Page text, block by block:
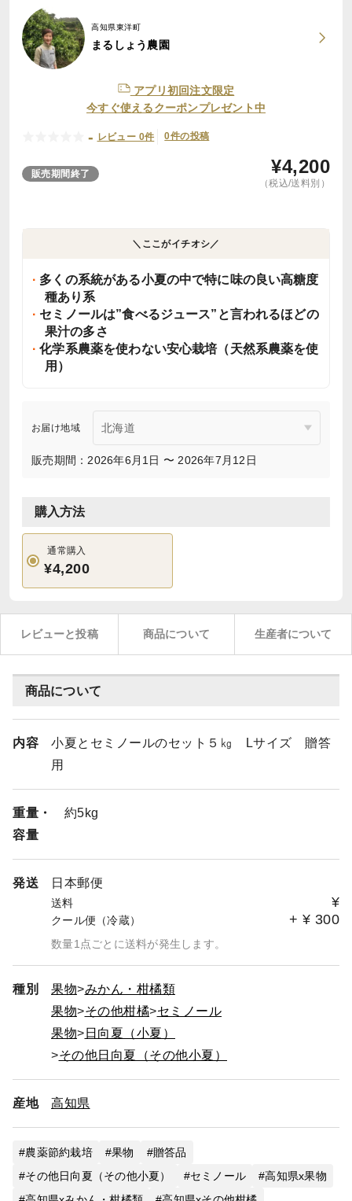
高知県東洋町
まるしょう農園
アプリ初回注文限定
今すぐ使えるクーポンプレゼント中
- レビュー 0件 0件の投稿
販売期間終了 ¥4,200
（税込/送料別）
＼ここがイチオシ／
多くの系統がある小夏の中で特に味の良い高糖度
種あり系
セミノールは”食べるジュース”と言われるほどの
果汁の多さ
化学系農薬を使わない安心栽培（天然系農薬を使
用）
お届け地域
販売期間：2026年6月1日 〜 2026年7月12日
購入方法
通常購入
¥4,200
レビューと投稿 商品について 生産者について
商品について
内容
小夏とセミノールのセット５㎏ Lサイズ 贈答
用
重量・
容量
約5kg
発送 日本郵便
送料 ¥
クール便（冷蔵） + ¥ 300
数量1点ごとに送料が発生します。
種別 果物
みかん・柑橘類
果物
その他柑橘
セミノール
果物
日向夏（小夏）
その他日向夏（その他小夏）
産地 高知県
農薬節約栽培 果物
贈答品
その他日向夏（その他小夏）
セミノール
高知県x果物